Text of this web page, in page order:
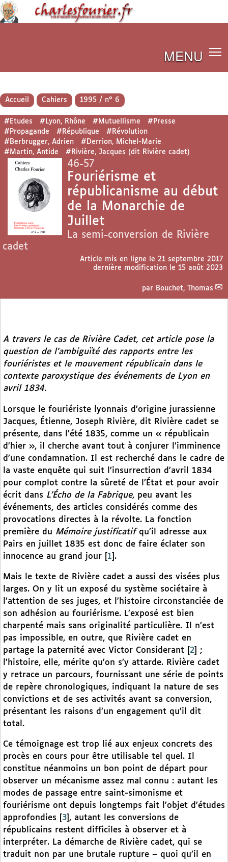
MENU
Accueil Cahiers 1995 / n° 6
#Etudes #Lyon, Rhône #Mutuellisme
#Presse
#Propagande
#République
#Révolution
#Berbrugger, Adrien
#Derrion, Michel-Marie
#Martin, Antide
#Rivière, Jacques (dit Rivière cadet)
46-57
Fouriérisme et
républicanisme au début
de la Monarchie de
Juillet
La semi-conversion de Rivière
cadet
Article mis en ligne le 21 septembre 2017
dernière modification le 15 août 2023
par Bouchet, Thomas
A travers le cas de Rivière Cadet, cet article pose la
question de l’ambiguïté des rapports entre les
fouriéristes et le mouvement républicain dans le
contexte paroxystique des événements de Lyon en
avril 1834.
Lorsque le fouriériste lyonnais d’origine jurassienne
Jacques, Étienne, Joseph Rivière, dit Rivière cadet se
présente, dans l’été 1835, comme un « républicain
d’hier », il cherche avant tout à conjurer l’imminence
d’une condamnation. Il est recherché dans le cadre de
la vaste enquête qui suit l’insurrection d’avril 1834
pour complot contre la sûreté de l’État et pour avoir
écrit dans L’Écho de la Fabrique, peu avant les
événements, des articles considérés comme des
provocations directes à la révolte. La fonction
première du Mémoire justificatifqu’il adresse aux
Pairs en juillet 1835 est donc de faire éclater son
innocence au grand jour
1 .
Mais le texte de Rivière cadet a aussi des visées plus
larges. On y lit un exposé du système sociétaire à
l’attention de ses juges, et l’histoire circonstanciée de
son adhésion au fouriérisme. L’exposé est bien
charpenté mais sans originalité particulière. Il n’est
pas impossible, en outre, que Rivière cadet en
partage la paternité avec Victor Considerant
2
;
l’histoire, elle, mérite qu’on s’y attarde. Rivière cadet
y retrace un parcours, fournissant une série de points
de repère chronologiques, indiquant la nature de ses
convictions et de ses activités avant sa conversion,
présentant les raisons d’un engagement qu’il dit
total.
Ce témoignage est trop lié aux enjeux concrets des
procès en cours pour être utilisable tel quel. Il
constitue néanmoins un bon point de départ pour
observer un mécanisme assez mal connu : autant les
modes de passage entre saint-simonisme et
fouriérisme ont depuis longtemps fait l’objet d’études
approfondies
3 , autant les conversions de
républicains restent difficiles à observer et à
interpréter. La démarche de Rivière cadet, qui se
traduit non par une brutale rupture – quoi qu’il en